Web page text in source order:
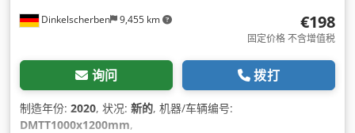
Dinkelscherben 9,455 km €198
固定价格 不含增值税
询问 拨打
制造年份: 2020, 状况: 新的, 机器/车辆编号:
DMTT1000x1200mm,